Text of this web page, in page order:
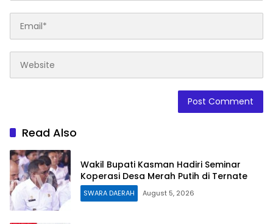
Read Also
Wakil Bupati Kasman Hadiri Seminar
Koperasi Desa Merah Putih di Ternate
SWARA DAERAH August 5, 2026